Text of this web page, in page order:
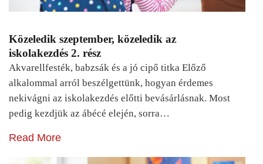
Közeledik szeptember, közeledik az
iskolakezdés 2. rész
Akvarellfesték, babzsák és a jó cipő titka Előző
alkalommal arról beszélgettünk, hogyan érdemes
nekivágni az iskolakezdés előtti bevásárlásnak. Most
pedig kezdjük az ábécé elején, sorra…
Read More